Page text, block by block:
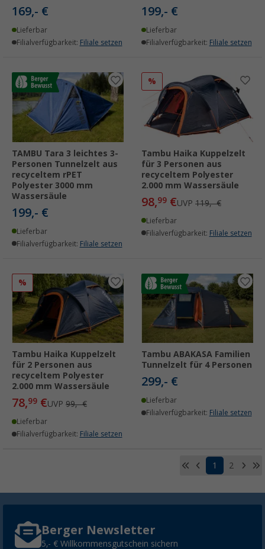
169,- €
Lieferbar
Filialverfügbarkeit: Filiale setzen
199,- €
Lieferbar
Filialverfügbarkeit: Filiale setzen
TAMBU Tara 3 leichtes 3-
Personen Tunnelzelt aus
recyceltem rPET
Polyester 3000 mm
Wassersäule
199,- €
Lieferbar
Filialverfügbarkeit: Filiale setzen
%
Tambu Haika Kuppelzelt
für 3 Personen aus
recyceltem Polyester
2.000 mm Wassersäule
98,99 €UVP 119,- €
Lieferbar
Filialverfügbarkeit: Filiale setzen
%
Tambu Haika Kuppelzelt
für 2 Personen aus
recyceltem Polyester
2.000 mm Wassersäule
78,99 €UVP 99,- €
Lieferbar
Filialverfügbarkeit: Filiale setzen
Tambu ABAKASA Familien
Tunnelzelt für 4 Personen
299,- €
Lieferbar
Filialverfügbarkeit: Filiale setzen
1 2
Berger Newsletter
5,- € Willkommensgutschein sichern